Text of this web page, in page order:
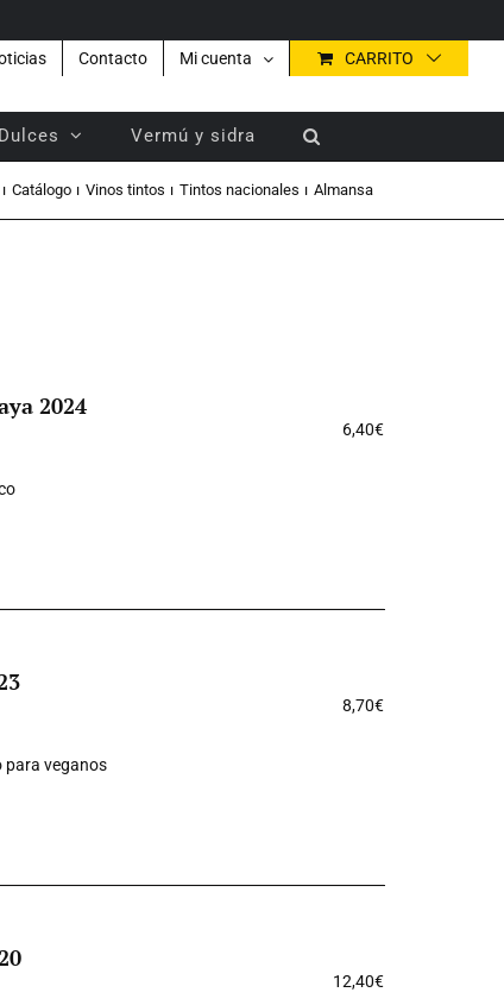
Contacto Mi cuenta CARRITO
Dulces Vermú y sidra
Catálogo Vinos tintos Tintos nacionales Almansa
2024
6,40€
8,70€
para veganos
12,40€